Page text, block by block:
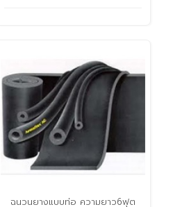
ฉนวนยางแบบท่อ ความยาว6ฟุต